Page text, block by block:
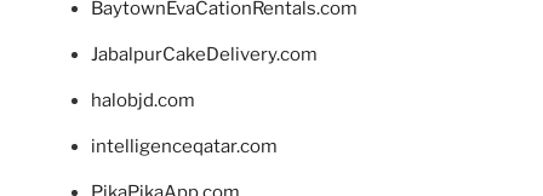
BaytownEvaCationRentals.com
JabalpurCakeDelivery.com
halobjd.com
intelligenceqatar.com